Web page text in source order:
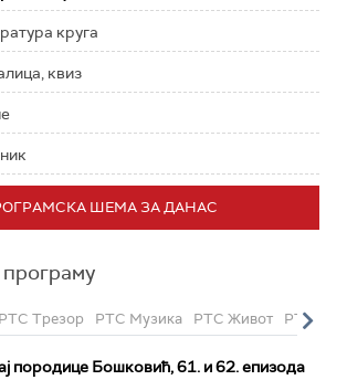
круга
квиз
ШЕМА ЗА ДАНАС
РТС Трезор РТС Музика РТС Живот РТС
породице Бошковић, 61. и 62. епизода